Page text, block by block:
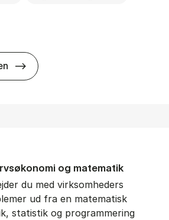
HA(kom.) - erhvervs­økonomi
og ma­te­ma­tik
du med virksomheders
ud fra en matematisk
statistik og programmering